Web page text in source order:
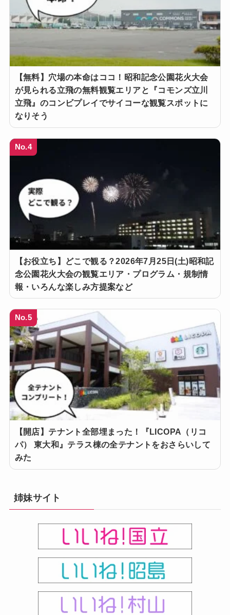
【無料】穴場の本命はココ！昭和記念公園花火大会
が見られる立飛の無料観覧エリアと『コモンズ立川
立飛』のコンビプレイでサイコーな観覧スポットに
なりそう
No.4
【お役立ち】どこで観る？2026年7月25日(土)昭和記
念公園花火大会の観覧エリア・プログラム・規制情
報・いろんな楽しみ方提案など
No.5
【開店】テナント全部埋まった！『LICOPA（リコ
パ） 東大和』テラス棟の全テナントをおさらいして
みた
姉妹サイト